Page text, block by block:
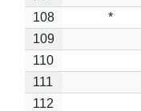
108
*
109
110
111
112